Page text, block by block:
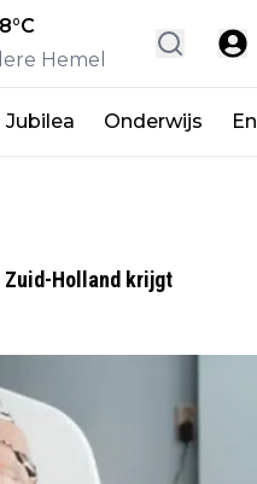
°C
Hemel
Jubilea Onderwijs
Zuid-Holland krijgt